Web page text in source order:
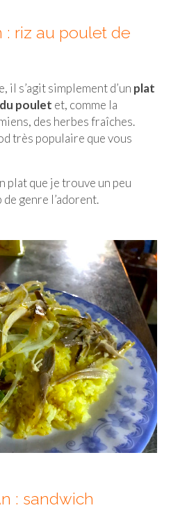
: riz au poulet de
il s’agit simplement d’un plat
poulet et, comme la
des herbes fraîches.
très populaire que vous
plat que je trouve un peu
genre l’adorent.
: sandwich